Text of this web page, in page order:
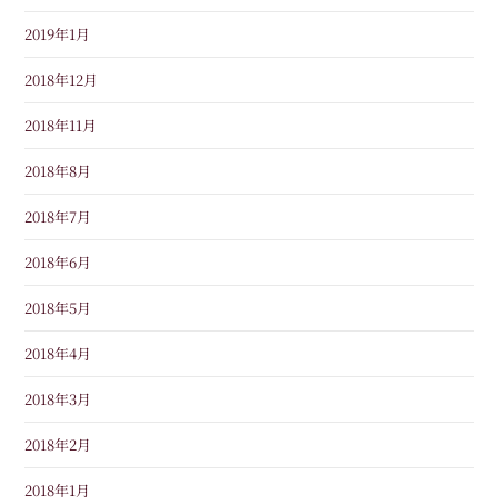
2019年1月
2018年12月
2018年11月
2018年8月
2018年7月
2018年6月
2018年5月
2018年4月
2018年3月
2018年2月
2018年1月